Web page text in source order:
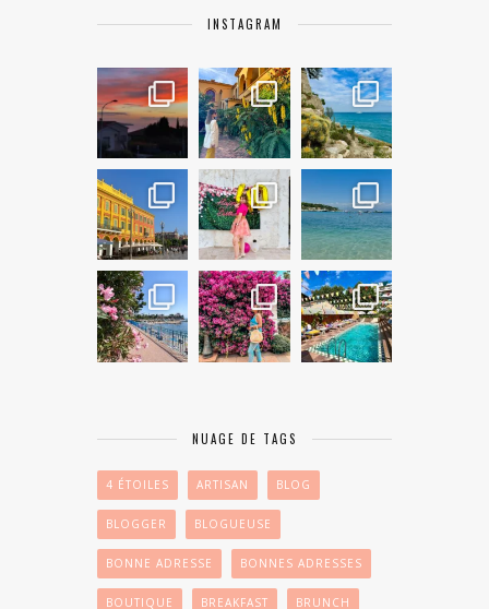
INSTAGRAM
NUAGE DE TAGS
4 ÉTOILES ARTISAN BLOG
BLOGGER BLOGUEUSE
BONNE ADRESSE BONNES ADRESSES
BOUTIQUE BREAKFAST BRUNCH